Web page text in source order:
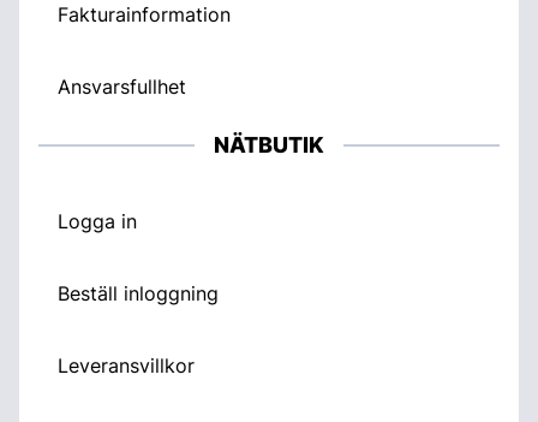
Fakturainformation
Ansvarsfullhet
NÄTBUTIK
Logga in
Beställ inloggning
Leveransvillkor